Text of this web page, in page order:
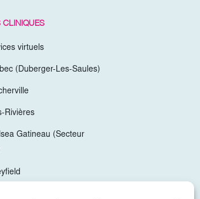
CLINIQUES
virtuels
(Duberger-Les-Saules)
Rivières
Gatineau (Secteur